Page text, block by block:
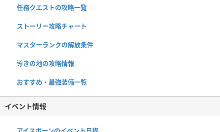
任務クエストの攻略一覧
ストーリー攻略チャート
マスターランクの解放条件
導きの地の攻略情報
おすすめ・最強装備一覧
イベント情報